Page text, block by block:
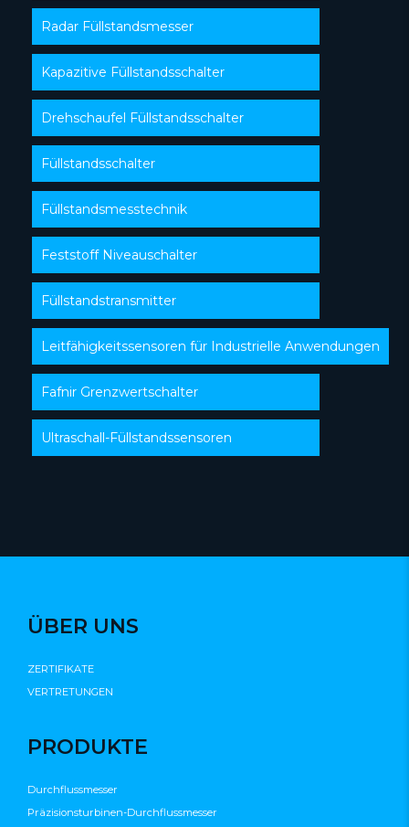
Radar Füllstandsmesser
Kapazitive Füllstandsschalter
Drehschaufel Füllstandsschalter
Füllstandsschalter
Füllstandsmesstechnik
Feststoff Niveauschalter
Füllstandstransmitter
Leitfähigkeitssensoren für Industrielle Anwendungen
Fafnir Grenzwertschalter
Ultraschall-Füllstandssensoren
ÜBER UNS
ZERTIFIKATE
VERTRETUNGEN
PRODUKTE
Durchflussmesser
Präzisionsturbinen-Durchflussmesser